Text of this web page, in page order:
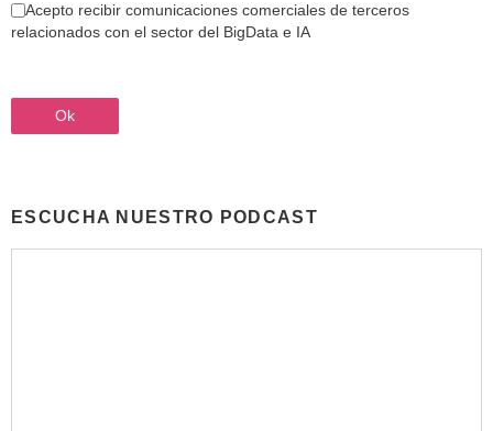
Acepto recibir comunicaciones comerciales de terceros
relacionados con el sector del BigData e IA
ESCUCHA NUESTRO PODCAST